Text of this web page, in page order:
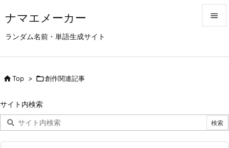
ナマエメーカー
ランダム名前・単語生成サイト


次へ

Top > 創作関連記事
サイト内検索